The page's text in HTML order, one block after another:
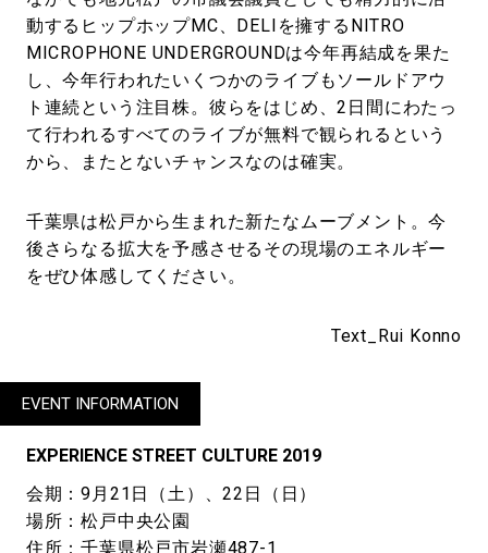
動するヒップホップMC、DELIを擁するNITRO
MICROPHONE UNDERGROUNDは今年再結成を果た
し、今年行われたいくつかのライブもソールドアウ
ト連続という注目株。彼らをはじめ、2日間にわたっ
て行われるすべてのライブが無料で観られるという
から、またとないチャンスなのは確実。
千葉県は松戸から生まれた新たなムーブメント。今
後さらなる拡大を予感させるその現場のエネルギー
をぜひ体感してください。
Text_Rui Konno
EVENT INFORMATION
EXPERIENCE STREET CULTURE 2019
会期：9月21日（土）、22日（日）
場所：松戸中央公園
住所：千葉県松戸市岩瀬487-1